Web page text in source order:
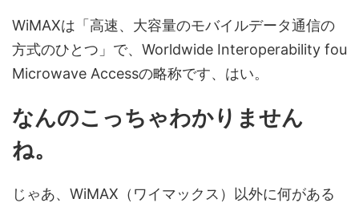
WiMAXは「高速、大容量のモバイルデータ通信の
方式のひとつ」で、Worldwide Interoperability fou
Microwave Accessの略称です、はい。
なんのこっちゃわかりません
ね。
じゃあ、WiMAX（ワイマックス）以外に何がある